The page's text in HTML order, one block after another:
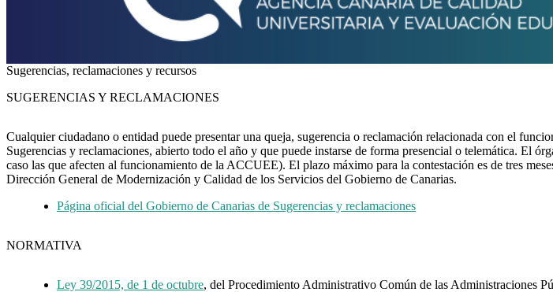
Sugerencias, reclamaciones y recursos
SUGERENCIAS Y RECLAMACIONES
Cualquier ciudadano o entidad puede presentar una queja, sugerencia o reclamación relacionada con el
Sugerencias y reclamaciones, abierto todo el año y que puede instarse de forma presencial o telemática. El
caso las que afecten al funcionamiento de la ACCUEE). El plazo máximo para la contestación es de tres
Dirección General de Modernización y Calidad de los Servicios del Gobierno de Canarias.
Página oficial del Gobierno de Canarias de Sugerencias y reclamaciones
NORMATIVA
Ley 39/2015, de 1 de octubre, del Procedimiento Administrativo Común de las Administraciones